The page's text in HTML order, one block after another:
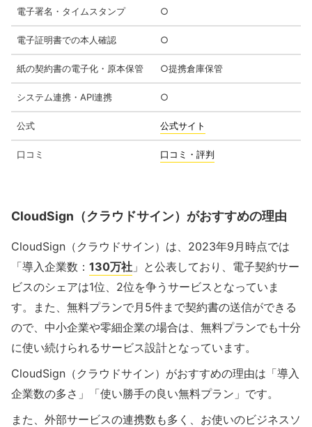
電子署名・タイムスタンプ ○
電子証明書での本人確認 ○
紙の契約書の電子化・原本保管 ○提携倉庫保管
システム連携・API連携 ○
公式 公式サイト
口コミ 口コミ・評判
CloudSign（クラウドサイン）がおすすめの理由
CloudSign（クラウドサイン）は、2023年9月時点では
「導入企業数： 130万社 」と公表しており、電子契約サー
ビスのシェアは1位、2位を争うサービスとなっていま
す。また、無料プランで月5件まで契約書の送信ができる
ので、中小企業や零細企業の場合は、無料プランでも十分
に使い続けられるサービス設計となっています。
CloudSign（クラウドサイン）がおすすめの理由は「導入
企業数の多さ」「使い勝手の良い無料プラン」です。
また、外部サービスの連携数も多く、お使いのビジネスソ